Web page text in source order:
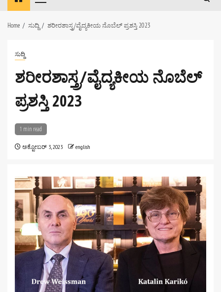
Primary
Home ಸುದ್ದಿ ಶರೀರಶಾಸ್ತ್ರ/ವೈದ್ಯಕೀಯ ನೊಬೆಲ್ ಪ್ರಶಸ್ತಿ 2023
ಸುದ್ದಿ
ಶರೀರಶಾಸ್ತ್ರ/ವೈದ್ಯಕೀಯ ನೊಬೆಲ್
ಪ್ರಶಸ್ತಿ 2023
1 min read
ಅಕ್ಟೋಬರ್ 3, 2023 english